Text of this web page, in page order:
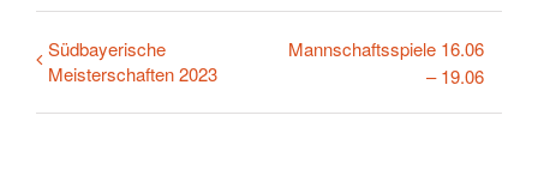
Südbayerische
Meisterschaften 2023
Mannschaftsspiele 16.06
– 19.06